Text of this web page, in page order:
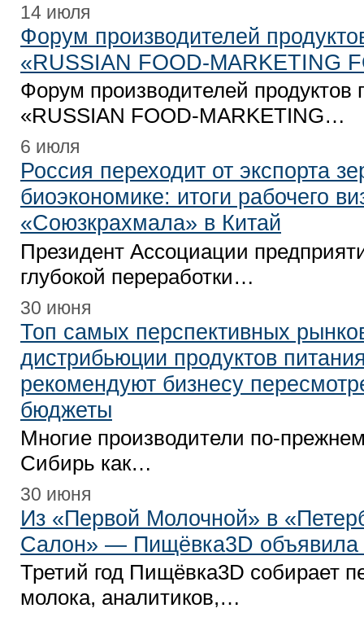
14 июля
Форум производителей
«RUSSIAN FOOD-MARKETING
Форум производителей продуктов
«RUSSIAN FOOD-MARKETING…
6 июля
Россия переходит от экспорта
биоэкономике: итоги рабочего
«Союзкрахмала» в Китай
Президент Ассоциации
глубокой переработки…
30 июня
Топ самых перспективных
дистрибьюции продуктов
рекомендуют бизнесу
бюджеты
Многие производители по-
Сибирь как…
30 июня
Из «Первой Молочной» в
Салон» — Пищёвка3D объявила
Третий год Пищёвка3D собирает
молока, аналитиков,…